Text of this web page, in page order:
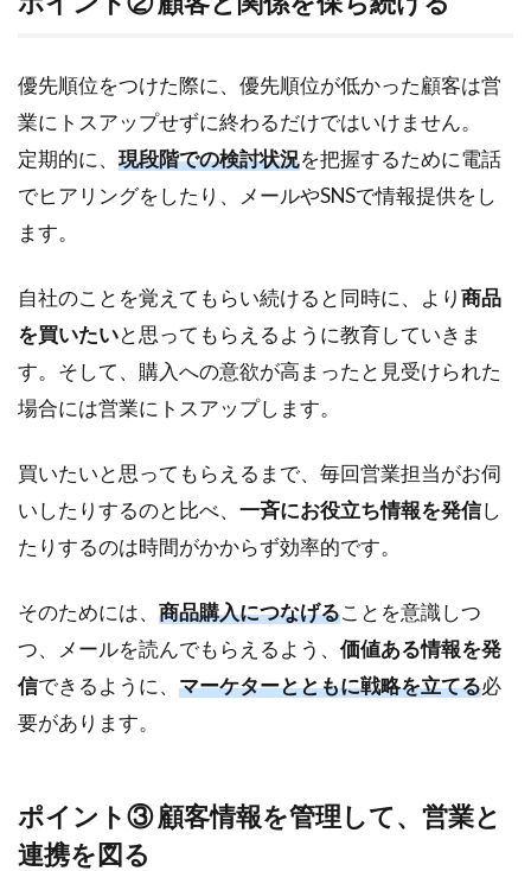
優先順位をつけた際に、優先順位が低かった顧客は営
業にトスアップせずに終わるだけではいけません。
定期的に、 現段階での検討状況を把握するために電話
でヒアリングをしたり、メールやSNSで情報提供をし
ます。
自社のことを覚えてもらい続けると同時に、より商品
を買いたいと思ってもらえるように教育していきま
す。そして、購入への意欲が高まったと見受けられた
場合には営業にトスアップします。
買いたいと思ってもらえるまで、毎回営業担当がお伺
いしたりするのと比べ、 一斉にお役立ち情報を発信し
たりするのは時間がかからず効率的です。
そのためには、 商品購入につなげることを意識しつ
つ、メールを読んでもらえるよう、 価値ある情報を発
信できるように、 マーケターとともに戦略を立てる必
要があります。
ポイント③ 顧客情報を管理して、営業と
連携を図る